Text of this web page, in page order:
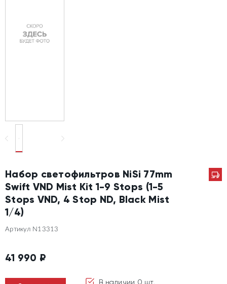
Набор светофильтров NiSi 77mm
Swift VND Mist Kit 1-9 Stops (1-5
Stops VND, 4 Stop ND, Black Mist
1/4)
Артикул N13313
41 990 ₽
В наличии 0 шт.